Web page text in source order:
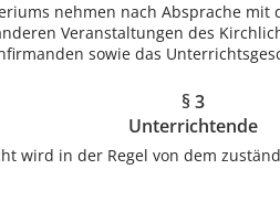
nehmen nach Absprache mit
Veranstaltungen des
sowie das
§ 3
Unterrichtende
wird in der Regel von dem